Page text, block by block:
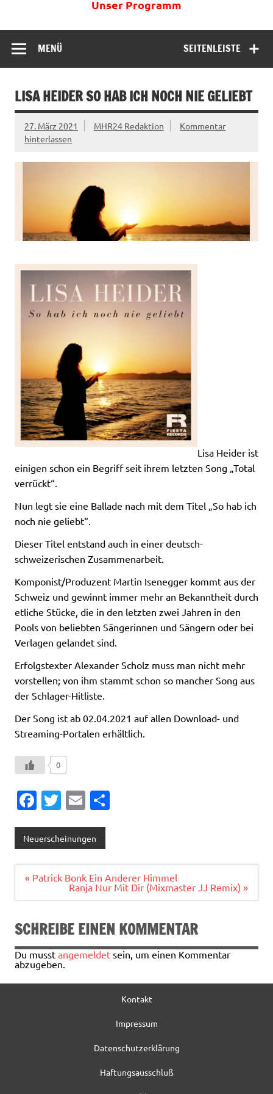
Unser Programm
SEITENLEISTE
MENÜ
LISA HEIDER SO HAB ICH NOCH NIE GELIEBT
27. März 2021 MHR24 Redaktion
Kommentar
hinterlassen
Lisa Heider ist
einigen schon ein Begriff seit ihrem letzten Song „Total
verrückt“.
Nun legt sie eine Ballade nach mit dem Titel „So hab ich
noch nie geliebt“.
Dieser Titel entstand auch in einer deutsch-
schweizerischen Zusammenarbeit.
Komponist/Produzent Martin Isenegger kommt aus der
Schweiz und gewinnt immer mehr an Bekanntheit durch
etliche Stücke, die in den letzten zwei Jahren in den
Pools von beliebten Sängerinnen und Sängern oder bei
Verlagen gelandet sind.
Erfolgstexter Alexander Scholz muss man nicht mehr
vorstellen; von ihm stammt schon so mancher Song aus
der Schlager-Hitliste.
Der Song ist ab 02.04.2021 auf allen Download- und
Streaming-Portalen erhältlich.
0
Fa
e
b
o
o
k
T
it
te
r
E
ai
l
n
Neuerscheinungen
Beitragsnavigation
« Patrick Bonk Ein Anderer Himmel
Ranja Nur Mit Dir (Mixmaster JJ Remix) »
SCHREIBE EINEN KOMMENTAR
Du musst angemeldet sein, um einen Kommentar
abzugeben.
Kontakt
Impressum
Datenschutzerklärung
Haftungsausschluß